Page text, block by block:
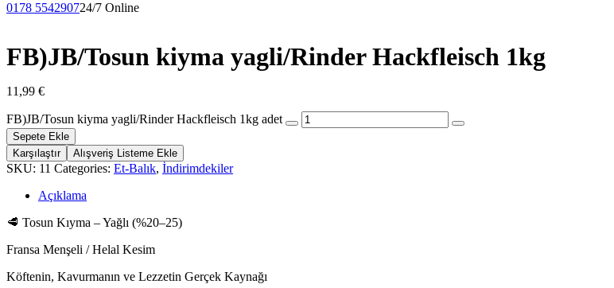
0178 554290724/7 Online
FB)JB/Tosun kiyma yagli/Rinder Hackfleisch 1kg
11,99 €
FB)JB/Tosun kiyma yagli/Rinder Hackfleisch 1kg adet
Sepete Ekle
Karşılaştır
Alışveriş Listeme Ekle
SKU: 11 Categories: Et-Balık, İndirimdekiler
Açıklama
🥩 Tosun Kıyma – Yağlı (%20–25)
Fransa Menşeli / Helal Kesim
Köftenin, Kavurmanın ve Lezzetin Gerçek Kaynağı